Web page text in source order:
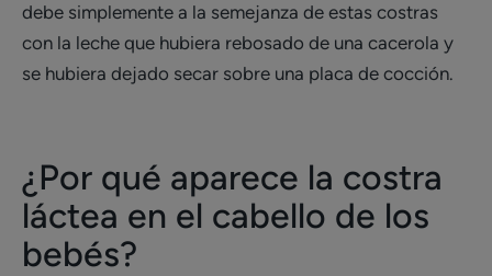
debe simplemente a la semejanza de estas costras
con la leche que hubiera rebosado de una cacerola y
se hubiera dejado secar sobre una placa de cocción.
¿Por qué aparece la costra
láctea en el cabello de los
bebés?